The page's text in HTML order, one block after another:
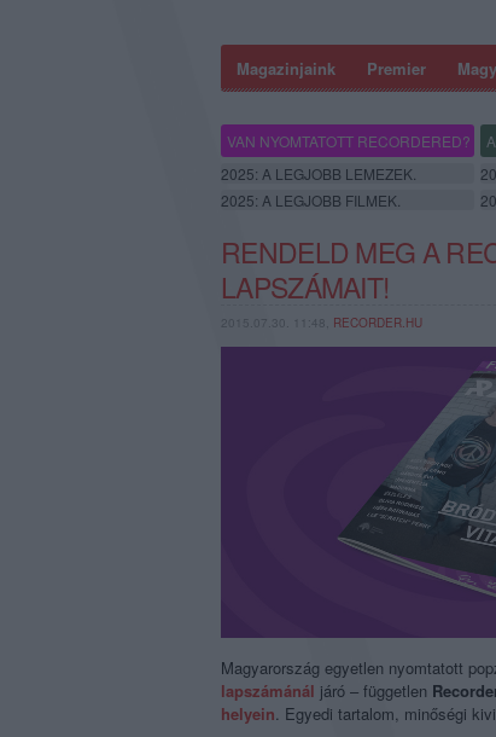
Magazinjaink Premier
VAN NYOMTATOTT RECORDERED?
2025: A LEGJOBB LEMEZEK.
2025: A LEGJOBB FILMEK.
RENDELD MEG A
LAPSZÁMAIT!
2015.07.30. 11:48, RECORDER.HU
Magyarország egyetlen nyomtatott
lapszámánál járó – független
helyein . Egyedi tartalom, minőségi